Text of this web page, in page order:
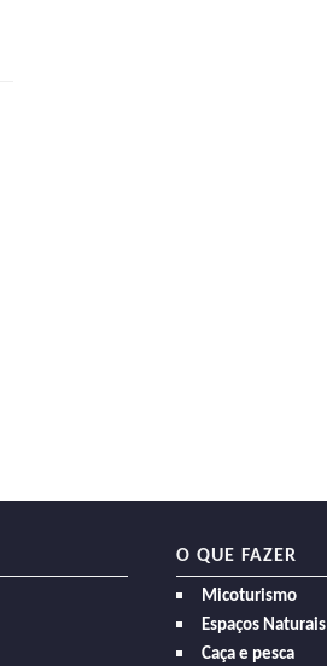
O QUE FAZER
Micoturismo
Espaços Naturais
Caça e pesca